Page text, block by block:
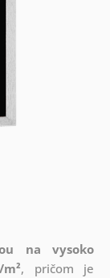
na vysoko
, pričom je